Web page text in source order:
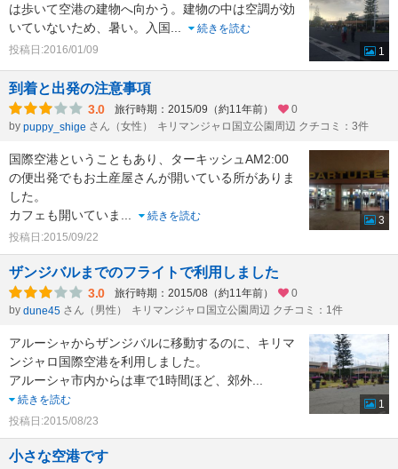
は歩いて空港の建物へ向かう。建物の中は空調が効
いていないため、暑い。入国
続きを読む
投稿日:2016/01/09
1
到着と出発の注意事項
3.0 旅行時期：2015/09（約11年前）
0
by puppy_shige さん（女性） キリマンジャロ国立公園周辺 クチコミ：3件
国際空港ということもあり、ターキッシュAM2:00
の便出発でもお土産屋さんが開いている所がありま
した。
カフェも開いていま
続きを読む
投稿日:2015/09/22
3
ザンジバルまでのフライトで利用しました
3.0 旅行時期：2015/08（約11年前）
0
by dune45 さん（男性） キリマンジャロ国立公園周辺 クチコミ：1件
アルーシャからザンジバルに移動するのに、キリマ
ンジャロ国際空港を利用しました。
アルーシャ市内からは車で1時間ほど、郊外
続きを読む
投稿日:2015/08/23
1
小さな空港です